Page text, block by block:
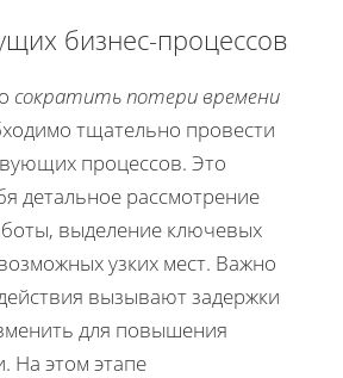
бизнес-процессов
сократить потери времени
тщательно провести
процессов. Это
детальное рассмотрение
выделение ключевых
узких мест. Важно
вызывают задержки
для повышения
На этом этапе